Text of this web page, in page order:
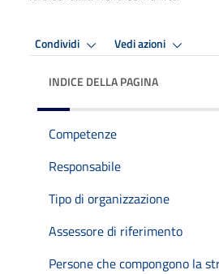
Condividi Vedi azioni
INDICE DELLA PAGINA
Competenze
Responsabile
Tipo di organizzazione
Assessore di riferimento
Persone che compongono la